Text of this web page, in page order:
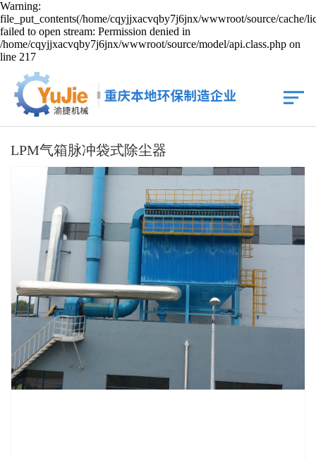
Warning:
file_put_contents(/home/cqyjjxacvqby7j6jnx/wwwroot/source/cache/
failed to open stream: Permission denied in
/home/cqyjjxacvqby7j6jnx/wwwroot/source/model/api.class.php on
line 217
LPM气箱脉冲袋式除尘器